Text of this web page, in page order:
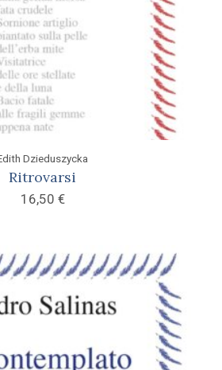
Dzieduszycka
Ritrovarsi
16,50 €